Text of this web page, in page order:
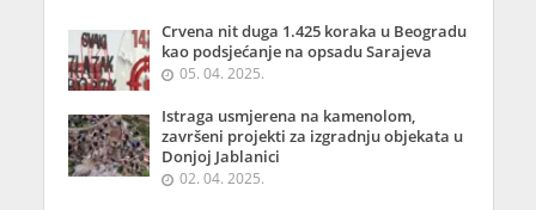
Crvena nit duga 1.425 koraka u Beogradu
kao podsjećanje na opsadu Sarajeva
05. 04. 2025.
Istraga usmjerena na kamenolom,
završeni projekti za izgradnju objekata u
Donjoj Jablanici
02. 04. 2025.